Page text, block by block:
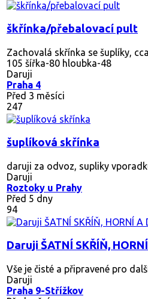
škřínka/přebalovací pult
Zachovalá skřínka se šuplíky,
105 šířka-80 hloubka-48
Daruji
Praha 4
Před 3 měsíci
247
šuplíková skřínka
daruji za odvoz, supliky
Daruji
Roztoky u Prahy
Před 5 dny
94
Daruji ŠATNÍ SKŘÍŇ,
Vše je čisté a připravené pro
Daruji
Praha 9-Střížkov